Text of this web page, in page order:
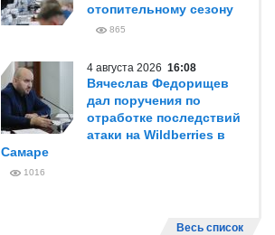
отопительному сезону
865
4 августа 2026 16:08
Вячеслав Федорищев
дал поручения по
отработке последствий
атаки на Wildberries в
Самаре
1016
Весь список